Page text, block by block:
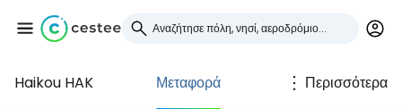
Haikou HAK Μεταφορά Περισσότερα
Συνδεθείτε στο Cestee